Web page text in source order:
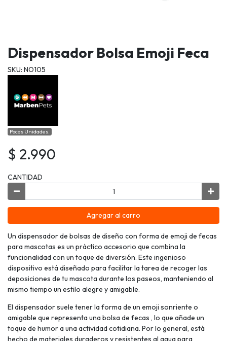
Dispensador Bolsa Emoji Feca
SKU: NO105
Pocas Unidades.
$ 2.990
CANTIDAD
Agregar al carro
Un dispensador de bolsas de diseño con forma de emoji de fecas
para mascotas es un práctico accesorio que combina la
funcionalidad con un toque de diversión. Este ingenioso
dispositivo está diseñado para facilitar la tarea de recoger las
deposiciones de tu mascota durante los paseos, manteniendo al
mismo tiempo un estilo alegre y amigable.
El dispensador suele tener la forma de un emoji sonriente o
amigable que representa una bolsa de fecas , lo que añade un
toque de humor a una actividad cotidiana. Por lo general, está
hecho de materiales duraderos y resistentes al agua para